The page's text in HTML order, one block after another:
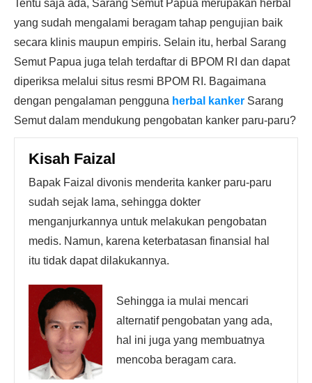
Tentu saja ada, Sarang Semut Papua merupakan herbal
yang sudah mengalami beragam tahap pengujian baik
secara klinis maupun empiris. Selain itu, herbal Sarang
Semut Papua juga telah terdaftar di BPOM RI dan dapat
diperiksa melalui situs resmi BPOM RI. Bagaimana
dengan pengalaman pengguna herbal kanker Sarang
Semut dalam mendukung pengobatan kanker paru-paru?
Kisah Faizal
Bapak Faizal divonis menderita kanker paru-paru
sudah sejak lama, sehingga dokter
menganjurkannya untuk melakukan pengobatan
medis. Namun, karena keterbatasan finansial hal
itu tidak dapat dilakukannya.
Sehingga ia mulai mencari
alternatif pengobatan yang ada,
hal ini juga yang membuatnya
mencoba beragam cara.